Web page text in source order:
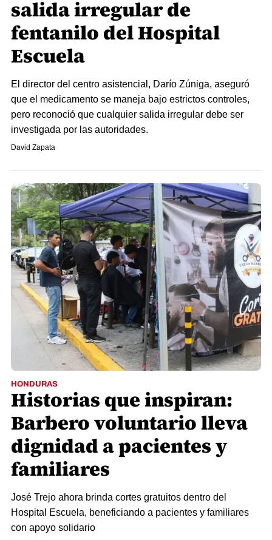
salida irregular de
fentanilo del Hospital
Escuela
El director del centro asistencial, Darío Zúniga, aseguró
que el medicamento se maneja bajo estrictos controles,
pero reconoció que cualquier salida irregular debe ser
investigada por las autoridades.
David Zapata
HONDURAS
Historias que inspiran:
Barbero voluntario lleva
dignidad a pacientes y
familiares
José Trejo ahora brinda cortes gratuitos dentro del
Hospital Escuela, beneficiando a pacientes y familiares
con apoyo solidario